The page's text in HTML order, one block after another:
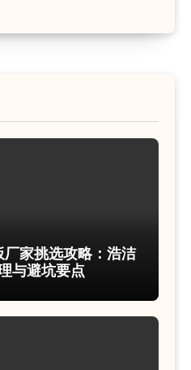
家挑选攻略：浩洁
与避坑要点